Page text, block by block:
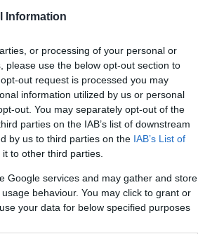
Information
or processing of your personal or
please use the below opt-out section to
out request is processed you may
information utilized by us or personal
out. You may separately opt-out of the
parties on the IAB’s list of downstream
by us to third parties on the IAB’s List of
to other third parties.
Google services and may gather and store
behaviour. You may click to grant or
your data for below specified purposes